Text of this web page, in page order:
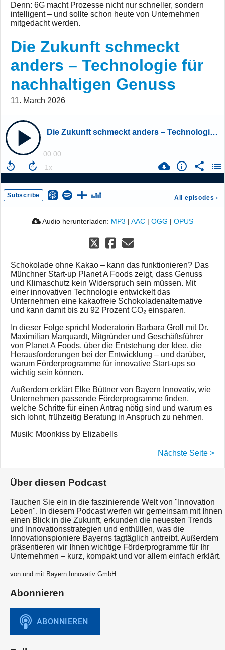
Denn: 6G macht Prozesse nicht nur schneller, sondern
intelligent – und sollte schon heute von Unternehmen
mitgedacht werden.
Die Zukunft schmeckt
anders – Technologie für
nachhaltigen Genuss
11. March 2026
Die Zukunft schmeckt anders – Technologie für nachhaltigen Genuss
00:00
Subscribe All episodes ›
Audio herunterladen: MP3 | AAC | OGG | OPUS
Schokolade ohne Kakao – kann das funktionieren? Das
Münchner Start-up Planet A Foods zeigt, dass Genuss
und Klimaschutz kein Widerspruch sein müssen. Mit
einer innovativen Technologie entwickelt das
Unternehmen eine kakaofreie Schokoladenalternative
und kann damit bis zu 92 Prozent CO₂ einsparen.
In dieser Folge spricht Moderatorin Barbara Groll mit Dr.
Maximilian Marquardt, Mitgründer und Geschäftsführer
von Planet A Foods, über die Entstehung der Idee, die
Herausforderungen bei der Entwicklung – und darüber,
warum Förderprogramme für innovative Start-ups so
wichtig sein können.
Außerdem erklärt Elke Büttner von Bayern Innovativ, wie
Unternehmen passende Förderprogramme finden,
welche Schritte für einen Antrag nötig sind und warum es
sich lohnt, frühzeitig Beratung in Anspruch zu nehmen.
Musik: Moonkiss by Elizabells
Nächste Seite >
Über diesen Podcast
Tauchen Sie ein in die faszinierende Welt von "Innovation
Leben". In diesem Podcast werfen wir gemeinsam mit Ihnen
einen Blick in die Zukunft, erkunden die neuesten Trends
und Innovationsstrategien und enthüllen, was die
Innovationspioniere Bayerns tagtäglich antreibt. Außerdem
präsentieren wir Ihnen wichtige Förderprogramme für Ihr
Unternehmen – kurz, kompakt und vor allem einfach erklärt.
von und mit Bayern Innovativ GmbH
Abonnieren